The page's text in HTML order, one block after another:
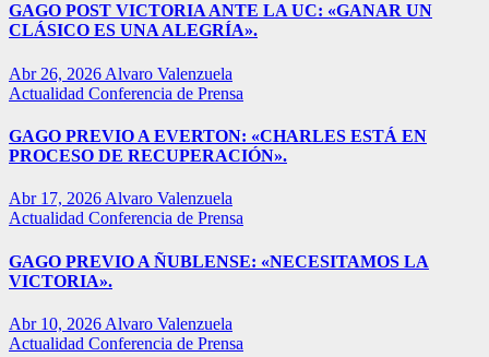
GAGO POST VICTORIA ANTE LA UC: «GANAR UN
CLÁSICO ES UNA ALEGRÍA».
Abr 26, 2026 Alvaro Valenzuela
Actualidad Conferencia de Prensa
GAGO PREVIO A EVERTON: «CHARLES ESTÁ EN
PROCESO DE RECUPERACIÓN».
Abr 17, 2026 Alvaro Valenzuela
Actualidad Conferencia de Prensa
GAGO PREVIO A ÑUBLENSE: «NECESITAMOS LA
VICTORIA».
Abr 10, 2026 Alvaro Valenzuela
Actualidad Conferencia de Prensa